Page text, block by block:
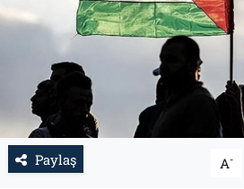
Paylaş A-
Künye